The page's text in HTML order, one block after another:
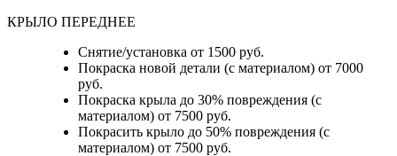
КРЫЛО ПЕРЕДНЕЕ
Снятие/установка от 1500 руб.
Покраска новой детали (с материалом) от 7000
руб.
Покраска крыла до 30% повреждения (с
материалом) от 7500 руб.
Покрасить крыло до 50% повреждения (с
материалом) от 7500 руб.